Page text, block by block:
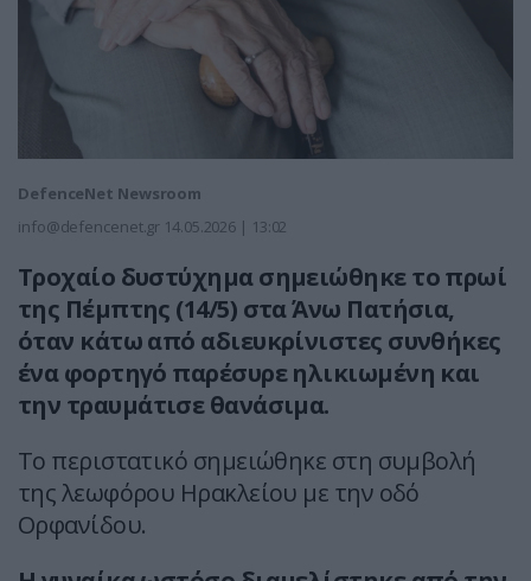
DefenceNet Newsroom
info@defencenet.gr 14.05.2026 | 13:02
Τροχαίο δυστύχημα σημειώθηκε το πρωί
της Πέμπτης (14/5) στα Άνω Πατήσια,
όταν κάτω από αδιευκρίνιστες συνθήκες
ένα φορτηγό παρέσυρε ηλικιωμένη και
την τραυμάτισε θανάσιμα.
Το περιστατικό σημειώθηκε στη συμβολή
της λεωφόρου Ηρακλείου με την οδό
Ορφανίδου.